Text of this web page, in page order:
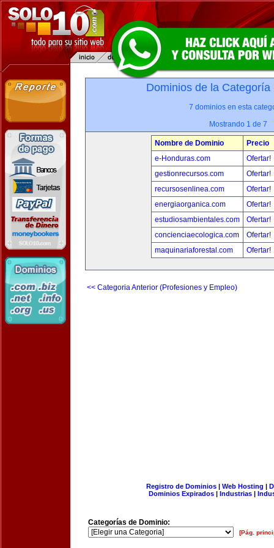
Dominios de la
7 dominios en esta
Mostrando 1 de 7
Nombre de Dominio
Precio
e-Honduras.com
Ofertar!
gestionrecursos.com
Ofertar!
recursosenlinea.com
Ofertar!
energiaorganica.com
Ofertar!
estudiosambientales.com
Ofertar!
concienciaecologica.com
Ofertar!
maquinariaforestal.com
Ofertar!
<< Categoria Anterior (Profesiones y Empleo)
Registro de Dominios| Web Hosting |
Dominios Expirados | Industrias |
Categorías de Dominio:
[Pág.